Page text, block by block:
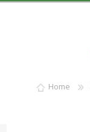
Home